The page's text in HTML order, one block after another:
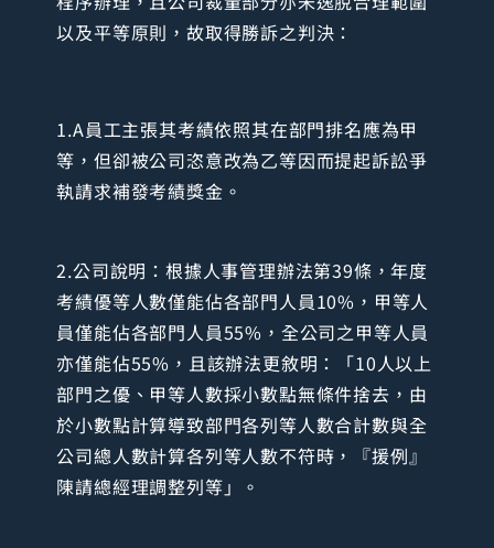
以及平等原則，故取得勝訴之判決：
1.A員工主張其考績依照其在部門排名應為甲
等，但卻被公司恣意改為乙等因而提起訴訟爭
執請求補發考績獎金。
2.公司說明：根據人事管理辦法第39條，年度
考績優等人數僅能佔各部門人員10%，甲等人
員僅能佔各部門人員55%，全公司之甲等人員
亦僅能佔55%，且該辦法更敘明：「10人以上
部門之優、甲等人數採小數點無條件捨去，由
於小數點計算導致部門各列等人數合計數與全
公司總人數計算各列等人數不符時，『援例』
陳請總經理調整列等」。